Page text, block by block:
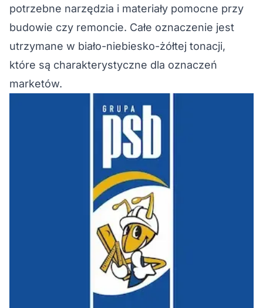
potrzebne narzędzia i materiały pomocne przy
budowie czy remoncie. Całe oznaczenie jest
utrzymane w biało-niebiesko-żółtej tonacji,
które są charakterystyczne dla oznaczeń
marketów.